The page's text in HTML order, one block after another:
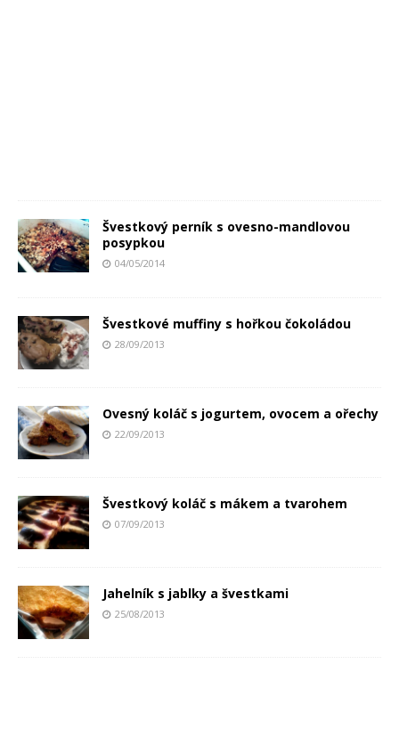
Švestkový perník s ovesno-mandlovou
posypkou
04/05/2014
Švestkové muffiny s hořkou čokoládou
28/09/2013
Ovesný koláč s jogurtem, ovocem a ořechy
22/09/2013
Švestkový koláč s mákem a tvarohem
07/09/2013
Jahelník s jablky a švestkami
25/08/2013